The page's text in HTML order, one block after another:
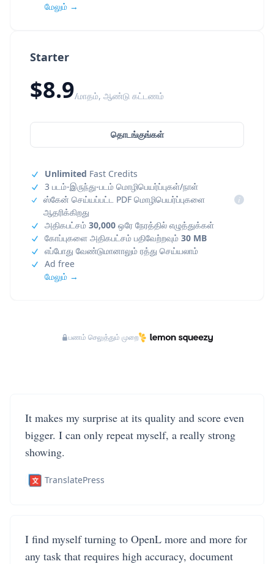
Starter
$8.9/மாதம், ஆண்டு கட்டணம்
தொடங்குங்கள்
Unlimited Fast Credits
3 படம்-இருந்து-படம் மொழிபெயர்ப்புகள்/நாள்
ஸ்கேன் செய்யப்பட்ட PDF மொழிபெயர்ப்புகளை
ஆதரிக்கிறது
i
அதிகபட்சம் 30,000 ஒரே நேரத்தில் எழுத்துக்கள்
கோப்புகளை அதிகபட்சம் பதிவேற்றவும் 30 MB
எப்போது வேண்டுமானாலும் ரத்து செய்யலாம்
Ad free
மேலும் →
மேலும் →
பணம் செலுத்தும் முறை
It makes my surprise at its quality and score even
bigger. I can only repeat myself, a really strong
showing.
TranslatePress
I find myself turning to OpenL more and more for
any task that requires high accuracy, document